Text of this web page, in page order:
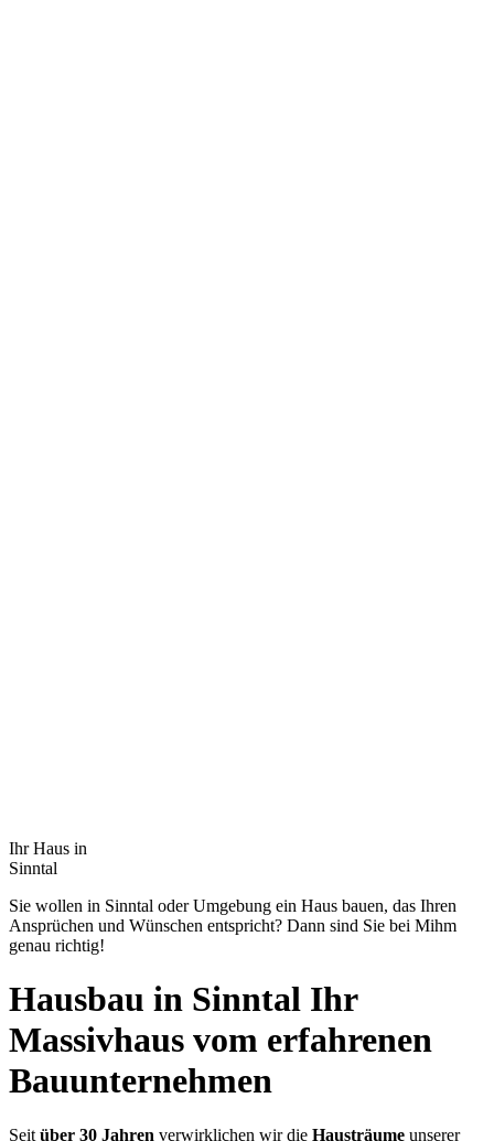
Ihr Haus in
Sinntal
Sie wollen in Sinntal oder Umgebung ein Haus bauen, das Ihren
Ansprüchen und Wünschen entspricht? Dann sind Sie bei Mihm
genau richtig!
Hausbau in Sinntal Ihr
Massivhaus vom erfahrenen
Bauunternehmen
Seit über 30 Jahren verwirklichen wir die Hausträume unserer